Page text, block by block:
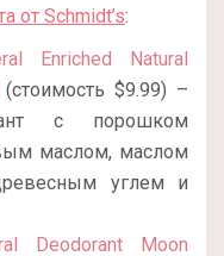
от Schmidt’s:
Enriched Natural
(стоимость $9.99) –
с порошком
маслом, маслом
углем и
Deodorant Moon